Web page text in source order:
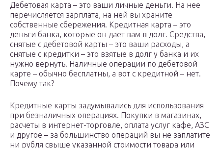
Дебетовая карта – это ваши личные деньги. На нее
перечисляется зарплата, на ней вы храните
собственные сбережения. Кредитная карта – это
деньги банка, которые он дает вам в долг. Средства,
снятые с дебетовой карты – это ваши расходы, а
снятые с кредитки – это взятые в долг у банка и их
нужно вернуть. Наличные операции по дебетовой
карте – обычно бесплатны, а вот с кредитной – нет.
Почему так?
Кредитные карты задумывались для использования
при безналичных операциях. Покупки в магазинах,
расчеты в интернет-торговле, оплата услуг кафе, АЗС
и другое – за большинство операций вы не заплатите
ни рубля свыше указанной стоимости товара или